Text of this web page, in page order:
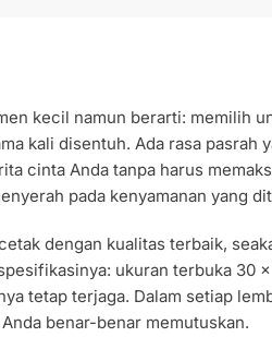
kecil namun berarti: memilih
kali disentuh. Ada rasa pasrah
cinta Anda tanpa harus
pada kenyamanan yang
dengan kualitas terbaik,
ukuran terbuka 30
tetap terjaga. Dalam setiap
benar-benar memutuskan.